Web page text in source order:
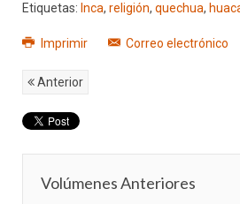
Etiquetas: Inca, religión, quechua,
Imprimir Correo electrónico
Anterior
Volúmenes Anteriores